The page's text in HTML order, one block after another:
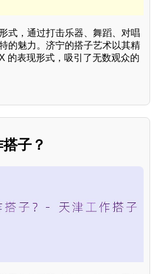
式，通过打击乐器、舞蹈、对唱
的魅力。济宁的搭子艺术以其精
的表现形式，吸引了无数观众的
子？